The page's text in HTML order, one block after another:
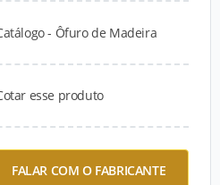
- Ôfuro de Madeira
esse produto
FALAR COM O FABRICANTE